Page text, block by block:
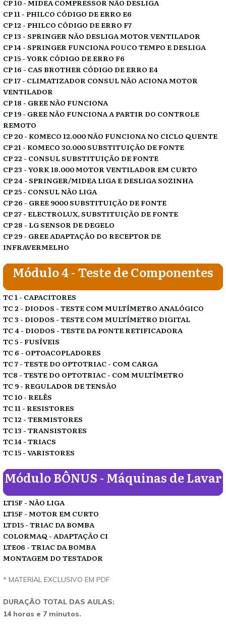
CP 10 - MIDEA COMPRESSOR NÃO DESLIGA
CP 11 - PHILCO CÓDIGO DE ERRO E6
CP 12 - PHILCO CÓDIGO DE ERRO F7
CP 13 - SPRINGER NÃO DESLIGA MOTOR VENTILADOR
CP 14 - SPRINGER FUNCIONA POUCO TEMPO E DESLIGA
CP 15 - YORK CÓDIGO DE ERRO F6
CP 16 - CAS BROTHER CÓDIGO DE ERRO E4
CP 17 - CLIMATIZADOR CONSUL NÃO ACIONA MOTOR
VENTILADOR
CP 18 - GREE NÃO FUNCIONA
CP 19 - GREE NÃO FUNCIONA A PARTIR DO CONTROLE
REMOTO
CP 20 - KOMECO 12.000 NÃO FUNCIONA NO CICLO QUENTE
CP 21 - KOMECO 30.000 SUBSTITUIÇÃO DE FONTE
CP 22 - CONSUL SUBSTITUIÇÃO DE FONTE
CP 23 - YORK 18.000 MOTOR VENTILADOR EM CURTO
CP 24 - SPRINGER/MIDEA LIGA E DESLIGA SOZINHA
CP 25 - CONSUL NÃO LIGA
CP 26 - GREE 9000 SUBSTITUIÇÃO DE FONTE
CP 27 - ELECTROLUX, SUBSTITUIÇÃO DE FONTE
CP 28 - LG SENSOR DE DEGELO
CP 29 - GREE ADAPTAÇÃO DO RECEPTOR DE
INFRAVERMELHO
Módulo 4 - Teste de Componentes
TC 1 - CAPACITORES
TC 2 - DIODOS - TESTE COM MULTÍMETRO ANALÓGICO
TC 3 - DIODOS - TESTE COM MULTÍMETRO DIGITAL
TC 4 - DIODOS - TESTE DA PONTE RETIFICADORA
TC 5 - FUSÍVEIS
TC 6 - OPTOACOPLADORES
TC 7 - TESTE DO OPTOTRIAC - COM CARGA
TC8 - TESTE DO OPTOTRIAC - COM MULTÍMETRO
TC 9 - REGULADOR DE TENSÃO
TC 10 - RELÊS
TC 11 - RESISTORES
TC 12 - TERMISTORES
TC 13 - TRANSISTORES
TC 14 - TRIACS
TC 15 - VARISTORES
Módulo BÔNUS - Máquinas de Lavar
LT15F - NÃO LIGA
LT15F - MOTOR EM CURTO
LTD15 - TRIAC DA BOMBA
COLORMAQ - ADAPTAÇÃO CI
LTE06 - TRIAC DA BOMBA
MONTAGEM DO TESTADOR
* MATERIAL EXCLUSIVO EM PDF
DURAÇÃO TOTAL DAS AULAS:
14 horas e 7 minutos.